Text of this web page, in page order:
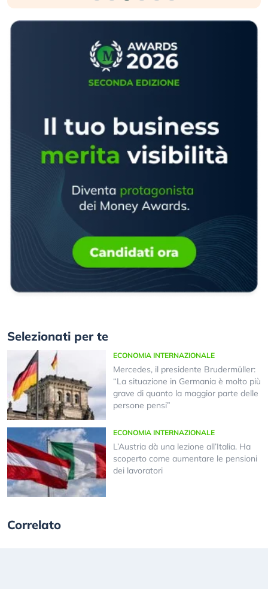
Selezionati per te
ECONOMIA INTERNAZIONALE
Mercedes, il presidente Brudermüller:
“La situazione in Germania è molto più
grave di quanto la maggior parte delle
persone pensi”
ECONOMIA INTERNAZIONALE
L’Austria dà una lezione all’Italia. Ha
scoperto come aumentare le pensioni
dei lavoratori
Correlato